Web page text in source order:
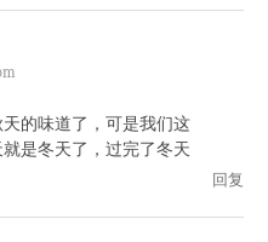
的味道了，可是我们这
是冬天了，过完了冬天
回复